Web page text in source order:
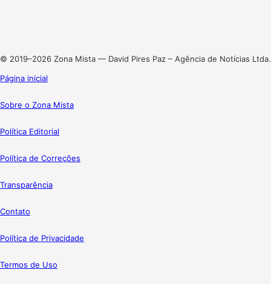
© 2019–2026 Zona Mista — David Pires Paz – Agência de Notícias Ltda.
Página inicial
Sobre o Zona Mista
Política Editorial
Política de Correções
Transparência
Contato
Política de Privacidade
Termos de Uso